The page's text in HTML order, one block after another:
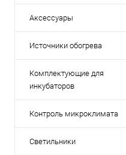
Аксессуары
Источники обогрева
Комплектующие для
инкубаторов
Контроль микроклимата
Светильники